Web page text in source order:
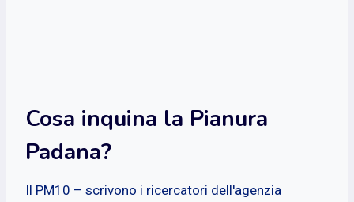
Cosa inquina la Pianura
Padana?
Il PM10 – scrivono i ricercatori dell'agenzia